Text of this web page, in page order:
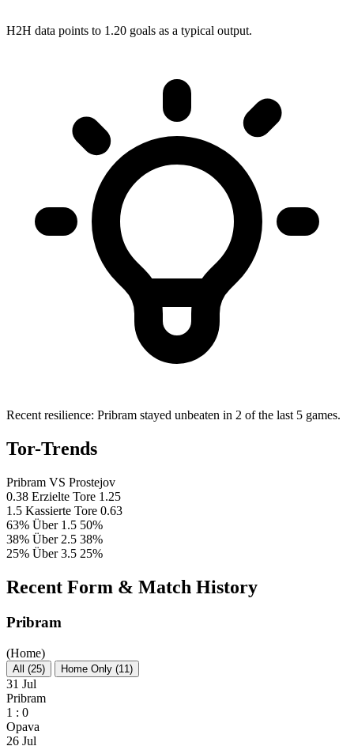
H2H data points to 1.20 goals as a typical output.
Recent resilience: Pribram stayed unbeaten in 2 of the last 5 games.
Tor-Trends
Pribram VS Prostejov
0.38 Erzielte Tore 1.25
1.5 Kassierte Tore 0.63
63% Über 1.5 50%
38% Über 2.5 38%
25% Über 3.5 25%
Recent Form & Match History
Pribram
(Home)
All (25) Home Only (11)
31 Jul
Pribram
1 : 0
Opava
26 Jul